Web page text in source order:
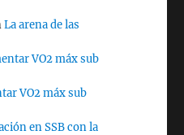
La arena de las
VO2 máx sub
VO2 máx sub
en SSB con la